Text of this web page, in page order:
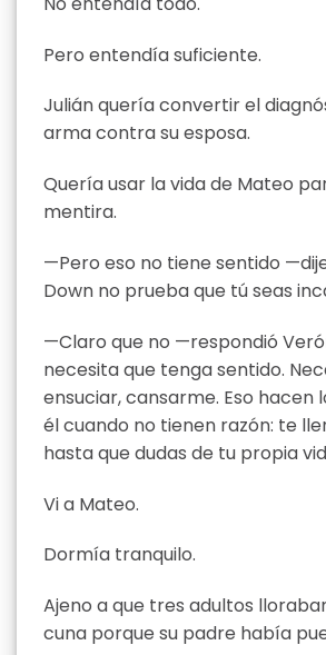
Pero entendía suficiente.
Julián quería convertir el
arma contra su esposa.
Quería usar la vida de Mateo
mentira.
—Pero eso no tiene sentido
Down no prueba que tú seas
—Claro que no —respondió
necesita que tenga sentido.
ensuciar, cansarme. Eso hacen
él cuando no tienen razón: te
hasta que dudas de tu propia
Vi a Mateo.
Dormía tranquilo.
Ajeno a que tres adultos
cuna porque su padre había